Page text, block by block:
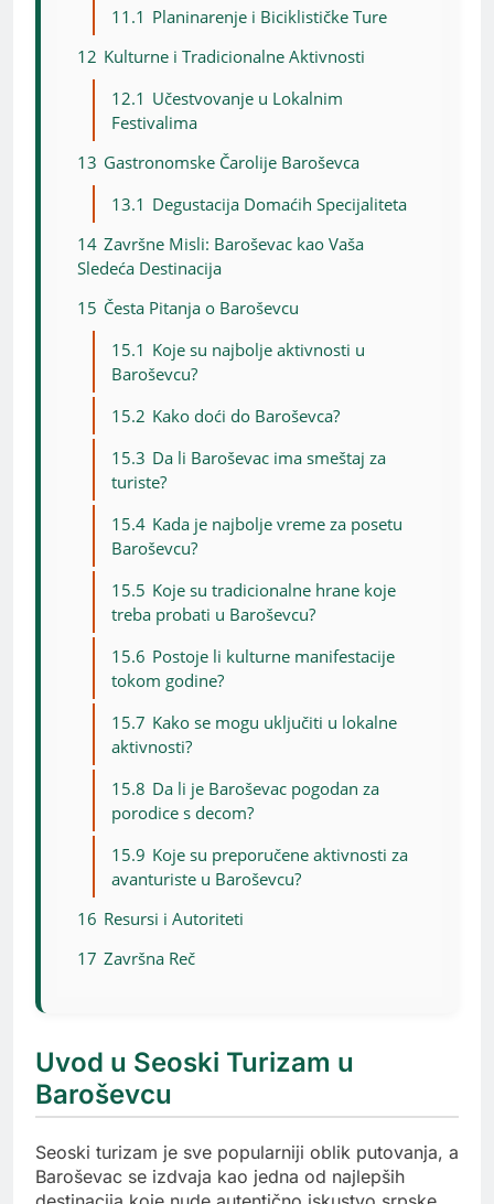
11.1 Planinarenje i Biciklističke Ture
12 Kulturne i Tradicionalne Aktivnosti
12.1 Učestvovanje u Lokalnim
Festivalima
13 Gastronomske Čarolije Baroševca
13.1 Degustacija Domaćih Specijaliteta
14 Završne Misli: Baroševac kao Vaša
Sledeća Destinacija
15 Česta Pitanja o Baroševcu
15.1 Koje su najbolje aktivnosti u
Baroševcu?
15.2 Kako doći do Baroševca?
15.3 Da li Baroševac ima smeštaj za
turiste?
15.4 Kada je najbolje vreme za posetu
Baroševcu?
15.5 Koje su tradicionalne hrane koje
treba probati u Baroševcu?
15.6 Postoje li kulturne manifestacije
tokom godine?
15.7 Kako se mogu uključiti u lokalne
aktivnosti?
15.8 Da li je Baroševac pogodan za
porodice s decom?
15.9 Koje su preporučene aktivnosti za
avanturiste u Baroševcu?
16 Resursi i Autoriteti
17 Završna Reč
Uvod u Seoski Turizam u
Baroševcu
Seoski turizam je sve popularniji oblik putovanja, a
Baroševac se izdvaja kao jedna od najlepših